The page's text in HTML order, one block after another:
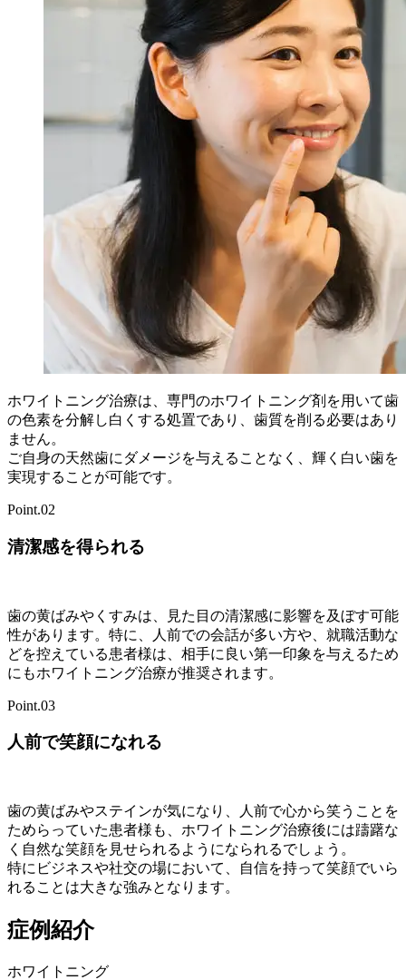
ホワイトニング治療は、専門のホワイトニング剤を用いて歯
の色素を分解し白くする処置であり、歯質を削る必要はあり
ません。
ご自身の天然歯にダメージを与えることなく、輝く白い歯を
実現することが可能です。
Point.02
清潔感を得られる
歯の黄ばみやくすみは、見た目の清潔感に影響を及ぼす可能
性があります。特に、人前での会話が多い方や、就職活動な
どを控えている患者様は、相手に良い第一印象を与えるため
にもホワイトニング治療が推奨されます。
Point.03
人前で笑顔になれる
歯の黄ばみやステインが気になり、人前で心から笑うことを
ためらっていた患者様も、ホワイトニング治療後には躊躇な
く自然な笑顔を見せられるようになられるでしょう。
特にビジネスや社交の場において、自信を持って笑顔でいら
れることは大きな強みとなります。
症例紹介
ホワイトニング